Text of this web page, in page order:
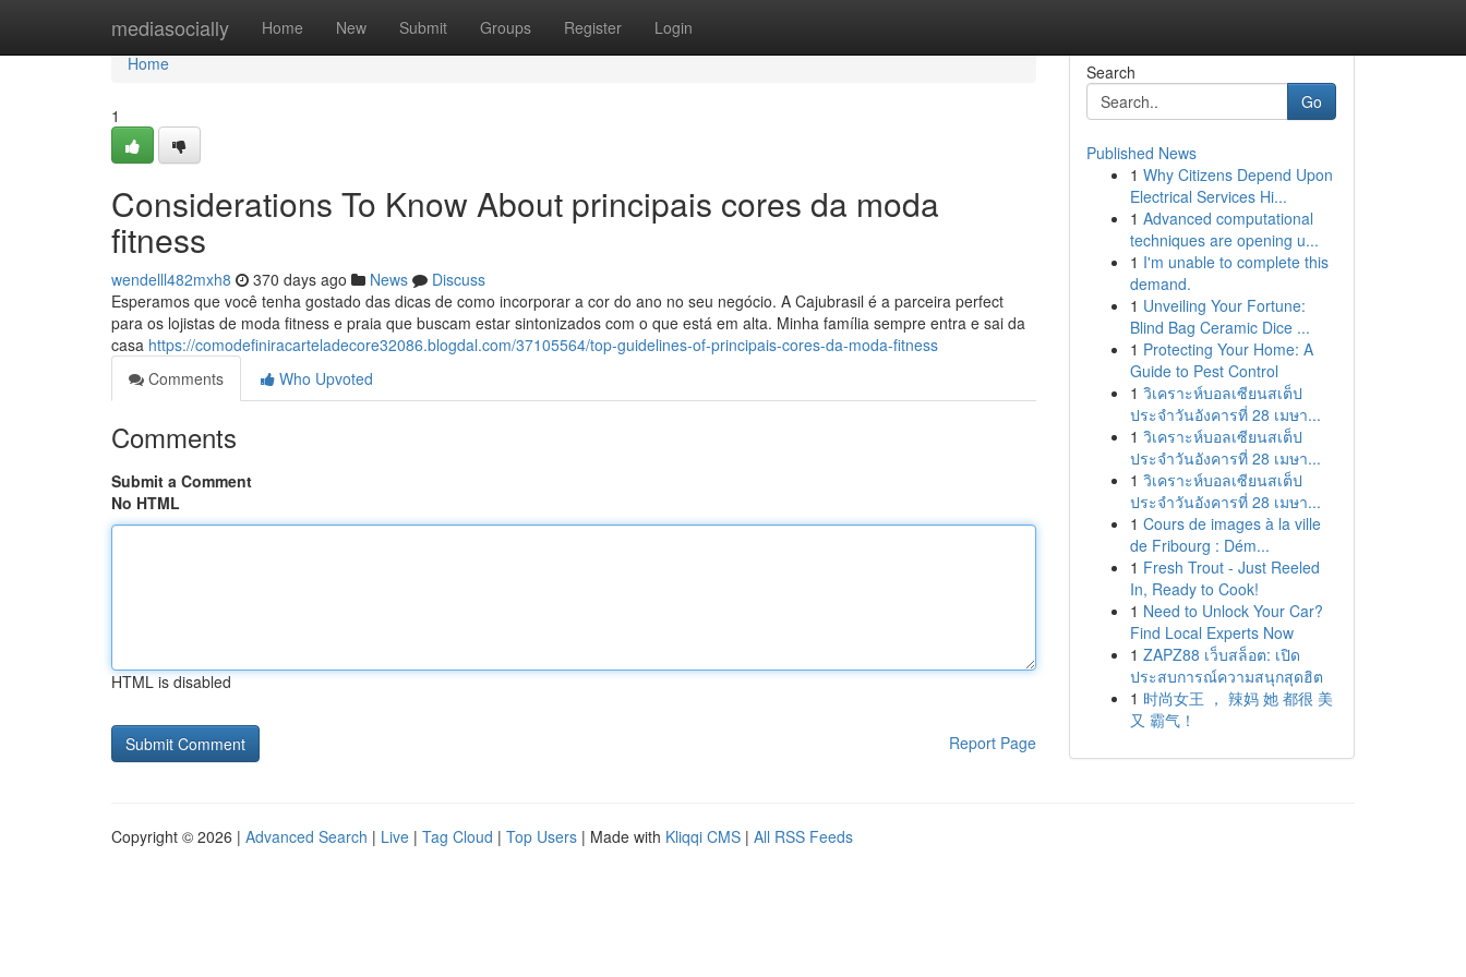
mediasocially Home New Submit Groups Register Login
Home
Home
1
Considerations To Know About principais cores da moda
fitness
wendelll482mxh8 370 days ago News
Discuss
Esperamos que você tenha gostado das dicas de como incorporar a cor do ano no seu negócio. A Cajubrasil é a parceira perfect
para os lojistas de moda fitness e praia que buscam estar sintonizados com o que está em alta. Minha família sempre entra e sai da
casa https://comodefiniracarteladecore32086.blogdal.com/37105564/top-guidelines-of-principais-cores-da-moda-fitness
Comments
Who Upvoted
Comments
Submit a Comment
No HTML
HTML is disabled
Report Page
Search
Go
Published News
1 Why Citizens Depend Upon
Electrical Services Hi...
1 Advanced computational
techniques are opening u...
1 I'm unable to complete this
demand.
1 Unveiling Your Fortune:
Blind Bag Ceramic Dice ...
1 Protecting Your Home: A
Guide to Pest Control
1 วิเคราะห์บอลเซียนสเต็ป
ประจำวันอังคารที่ 28 เมษา...
1 วิเคราะห์บอลเซียนสเต็ป
ประจำวันอังคารที่ 28 เมษา...
1 วิเคราะห์บอลเซียนสเต็ป
ประจำวันอังคารที่ 28 เมษา...
1 Cours de images à la ville
de Fribourg : Dém...
1 Fresh Trout - Just Reeled
In, Ready to Cook!
1 Need to Unlock Your Car?
Find Local Experts Now
1 ZAPZ88 เว็บสล็อต: เปิด
ประสบการณ์ความสนุกสุดฮิต
1 时尚女王 ， 辣妈 她 都很 美
又 霸气！
Copyright © 2026 | Advanced Search | Live | Tag Cloud | Top Users | Made with Kliqqi CMS | All RSS Feeds